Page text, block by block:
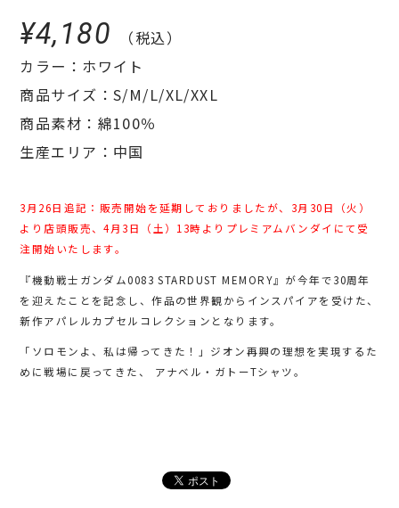
¥4,180
（税込）
カラー：ホワイト
商品サイズ：S/M/L/XL/XXL
商品素材：綿100％
生産エリア：中国
3月26日追記：販売開始を延期しておりましたが、3月30日（火）
より店頭販売、4月3日（土）13時よりプレミアムバンダイにて受
注開始いたします。
『機動戦士ガンダム0083 STARDUST MEMORY』が今年で30周年
を迎えたことを記念し、作品の世界観からインスパイアを受けた、
新作アパレルカプセルコレクションとなります。
「ソロモンよ、私は帰ってきた！」ジオン再興の理想を実現するた
めに戦場に戻ってきた、 アナベル・ガトーTシャツ。